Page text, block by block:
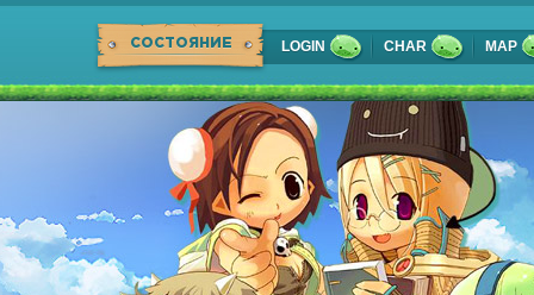
СОСТОЯНИЕ LOGIN CHAR MAP